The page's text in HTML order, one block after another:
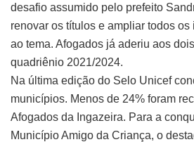
desafio assumido pelo prefeito
renovar os títulos e ampliar todos
ao tema. Afogados já aderiu aos
quadriênio 2021/2024.
Na última edição do Selo Unicef
municípios. Menos de 24% foram
Afogados da Ingazeira. Para a
Município Amigo da Criança, o